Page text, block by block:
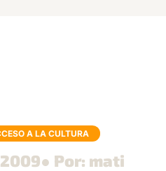
A LA CULTURA
● Por: mati